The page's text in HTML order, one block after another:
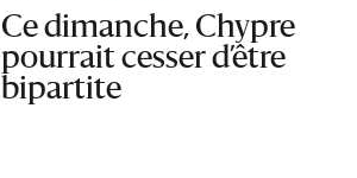
Ce dimanche, Chypre
pourrait cesser d’être
bipartite